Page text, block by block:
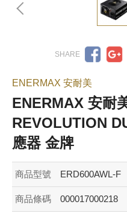
ENERMAX 安耐美
ENERMAX 安耐
REVOLUTION
應器 金牌
商品型號 ERD600AWL-F
商品條碼 000017000218